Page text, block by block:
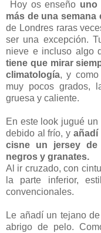
Hoy os enseño uno
más de una semana
de Londres raras
ser una excepción.
nieve e incluso algo
tiene que mirar
climatología, y
muy pocos grados,
gruesa y caliente.
En este look jugué
debido al frío, y añadí
cisne un jersey
negros y granates.
Al ir cruzado, con
la parte inferior,
convencionales.
Le añadí un tejano
abrigo de pelo.